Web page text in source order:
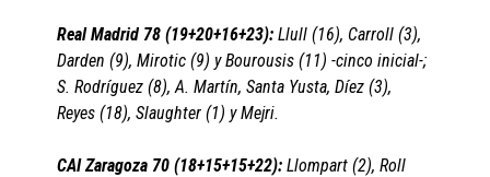
Real Madrid 78 (19+20+16+23): Llull (16), Carroll (3),
Darden (9), Mirotic (9) y Bourousis (11) -cinco inicial-;
S. Rodríguez (8), A. Martín, Santa Yusta, Díez (3),
Reyes (18), Slaughter (1) y Mejri.
CAI Zaragoza 70 (18+15+15+22): Llompart (2), Roll